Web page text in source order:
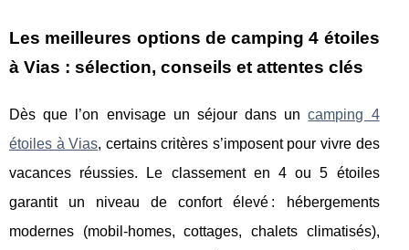
Les meilleures options de camping 4 étoiles
à Vias : sélection, conseils et attentes clés
Dès que l’on envisage un séjour dans uncamping 4
étoiles à Vias, certains critères s’imposent pour vivre des
vacances réussies. Le classement en 4 ou 5 étoiles
garantit un niveau de confort élevé : hébergements
modernes (mobil-homes, cottages, chalets climatisés),